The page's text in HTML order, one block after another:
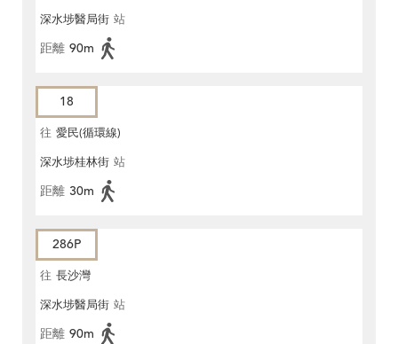
深水埗醫局街 站
距離 90m
18
往 愛民(循環線)
深水埗桂林街 站
距離 30m
286P
往 長沙灣
深水埗醫局街 站
距離 90m